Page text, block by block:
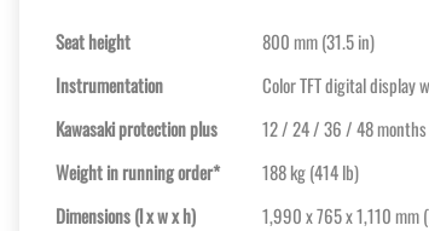
Seat height
800 mm (31.5 in)
Instrumentation
Color TFT digital display
Kawasaki protection plus
12 / 24 / 36 / 48 months
Weight in running order*
188 kg (414 lb)
Dimensions (l x w x h)
1,990 x 765 x 1,110 mm